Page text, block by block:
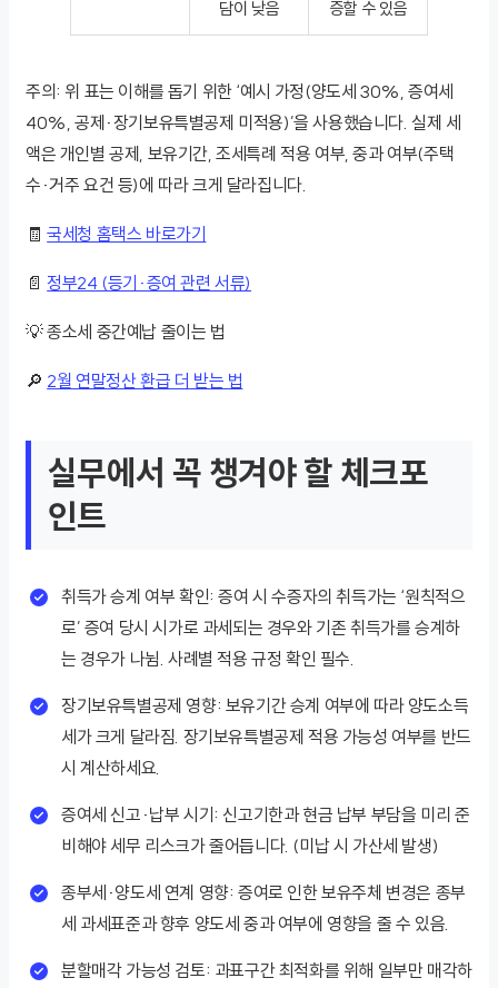
담이 낮음 증할 수 있음
주의: 위 표는 이해를 돕기 위한 ‘예시 가정(양도세 30%, 증여세
40%, 공제·장기보유특별공제 미적용)’을 사용했습니다. 실제 세
액은 개인별 공제, 보유기간, 조세특례 적용 여부, 중과 여부(주택
수·거주 요건 등)에 따라 크게 달라집니다.
🧾국세청 홈택스 바로가기
📄정부24 (등기·증여 관련 서류)
💡 종소세 중간예납 줄이는 법
🔎 2월 연말정산 환급 더 받는 법
실무에서 꼭 챙겨야 할 체크포
인트
취득가 승계 여부 확인: 증여 시 수증자의 취득가는 ‘원칙적으
로’ 증여 당시 시가로 과세되는 경우와 기존 취득가를 승계하
는 경우가 나뉨. 사례별 적용 규정 확인 필수.
장기보유특별공제 영향: 보유기간 승계 여부에 따라 양도소득
세가 크게 달라짐. 장기보유특별공제 적용 가능성 여부를 반드
시 계산하세요.
증여세 신고·납부 시기: 신고기한과 현금 납부 부담을 미리 준
비해야 세무 리스크가 줄어듭니다. (미납 시 가산세 발생)
종부세·양도세 연계 영향: 증여로 인한 보유주체 변경은 종부
세 과세표준과 향후 양도세 중과 여부에 영향을 줄 수 있음.
분할매각 가능성 검토: 과표구간 최적화를 위해 일부만 매각하